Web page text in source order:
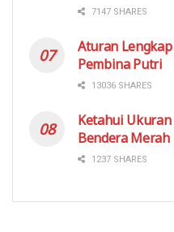
7147 SHARES
Aturan
Pembina Putri
13036 SHARES
Ketahui
Bendera
1237 SHARES